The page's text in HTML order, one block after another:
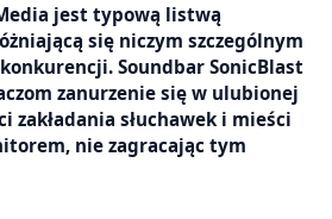
jest typową listwą
się niczym szczególnym
Soundbar SonicBlast
zanurzenie się w ulubionej
zakładania słuchawek i mieści
nie zagracając tym